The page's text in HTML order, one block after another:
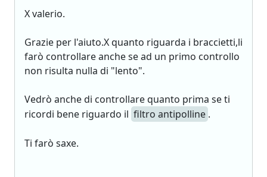
X valerio.
Grazie per l'aiuto.X quanto riguarda i braccietti,li
farò controllare anche se ad un primo controllo
non risulta nulla di "lento".
Vedrò anche di controllare quanto prima se ti
ricordi bene riguardo il filtro antipolline .
Ti farò saxe.